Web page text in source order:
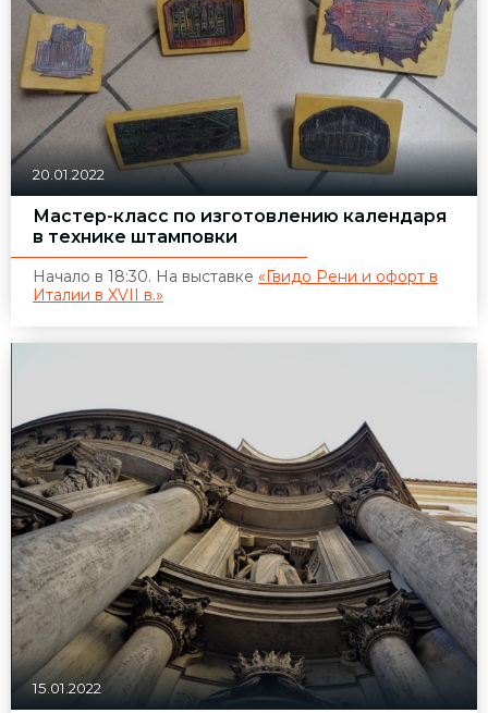
20.01.2022
Мастер-класс по изготовлению календаря
в технике штамповки
Начало в 18:30. На выставке «Гвидо Рени и офорт в
Италии в XVII в.»
15.01.2022